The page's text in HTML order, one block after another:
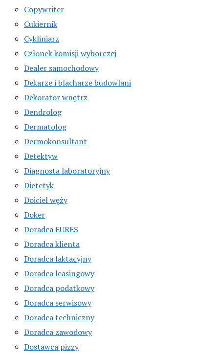
Copywriter
Cukiernik
Cykliniarz
Członek komisji wyborczej
Dealer samochodowy
Dekarze i blacharze budowlani
Dekorator wnętrz
Dendrolog
Dermatolog
Dermokonsultant
Detektyw
Diagnosta laboratoryjny
Dietetyk
Doiciel węży
Doker
Doradca EURES
Doradca klienta
Doradca laktacyjny
Doradca leasingowy
Doradca podatkowy
Doradca serwisowy
Doradca techniczny
Doradca zawodowy
Dostawca pizzy